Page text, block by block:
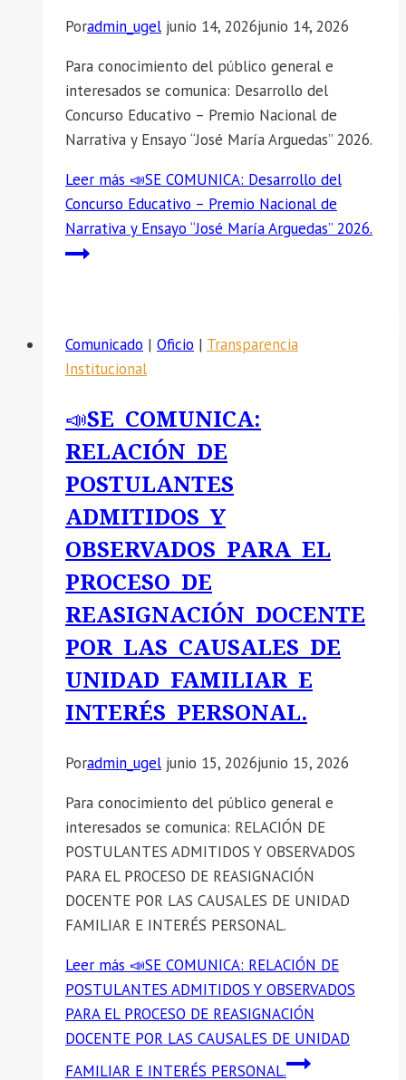
Poradmin_ugel junio 14, 2026junio 14, 2026
Para conocimiento del público general e
interesados se comunica: Desarrollo del
Concurso Educativo – Premio Nacional de
Narrativa y Ensayo “José María Arguedas” 2026.
Leer más 📣SE COMUNICA: Desarrollo del
Concurso Educativo – Premio Nacional de
Narrativa y Ensayo “José María Arguedas” 2026.
Comunicado | Oficio | Transparencia
Institucional
📣SE COMUNICA:
RELACIÓN DE
POSTULANTES
ADMITIDOS Y
OBSERVADOS PARA EL
PROCESO DE
REASIGNACIÓN DOCENTE
POR LAS CAUSALES DE
UNIDAD FAMILIAR E
INTERÉS PERSONAL.
Poradmin_ugel junio 15, 2026junio 15, 2026
Para conocimiento del público general e
interesados se comunica: RELACIÓN DE
POSTULANTES ADMITIDOS Y OBSERVADOS
PARA EL PROCESO DE REASIGNACIÓN
DOCENTE POR LAS CAUSALES DE UNIDAD
FAMILIAR E INTERÉS PERSONAL.
Leer más 📣SE COMUNICA: RELACIÓN DE
POSTULANTES ADMITIDOS Y OBSERVADOS
PARA EL PROCESO DE REASIGNACIÓN
DOCENTE POR LAS CAUSALES DE UNIDAD
FAMILIAR E INTERÉS PERSONAL.